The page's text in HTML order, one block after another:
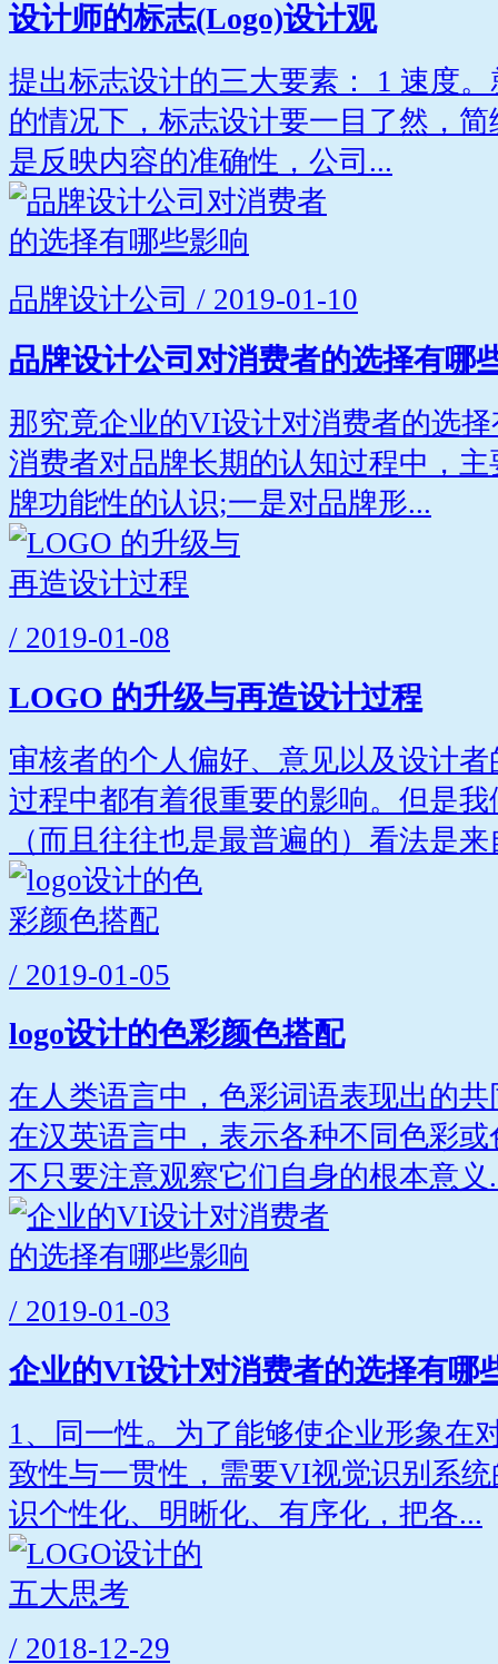
设计师的标志(Logo)设计观
提出标志设计的三大要素： 1 速度
的情况下，标志设计要一目了然，
是反映内容的准确性，公司...
品牌设计公司 / 2019-01-10
品牌设计公司对消费者的选择有哪
那究竟企业的VI设计对消费者的选
消费者对品牌长期的认知过程中，
牌功能性的认识;一是对品牌形...
/ 2019-01-08
LOGO 的升级与再造设计过程
审核者的个人偏好、意见以及设计
过程中都有着很重要的影响。但是
（而且往往也是最普遍的）看法是来
/ 2019-01-05
logo设计的色彩颜色搭配
在人类语言中，色彩词语表现出的
在汉英语言中，表示各种不同色彩
不只要注意观察它们自身的根本意义
/ 2019-01-03
企业的VI设计对消费者的选择有哪
1、同一性。为了能够使企业形象在
致性与一贯性，需要VI视觉识别系
识个性化、明晰化、有序化，把各...
/ 2018-12-29